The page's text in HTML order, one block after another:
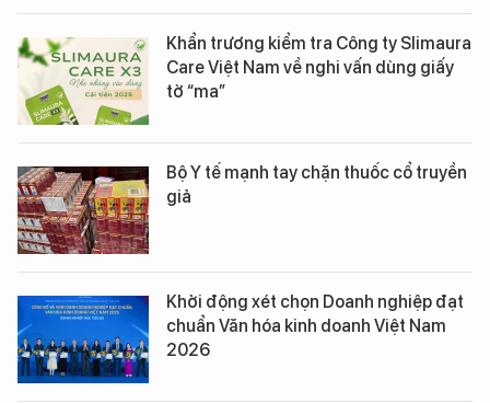
Khẩn trương kiểm tra Công ty Slimaura
Care Việt Nam về nghi vấn dùng giấy
tờ “ma”
Bộ Y tế mạnh tay chặn thuốc cổ truyền
giả
Khởi động xét chọn Doanh nghiệp đạt
chuẩn Văn hóa kinh doanh Việt Nam
2026